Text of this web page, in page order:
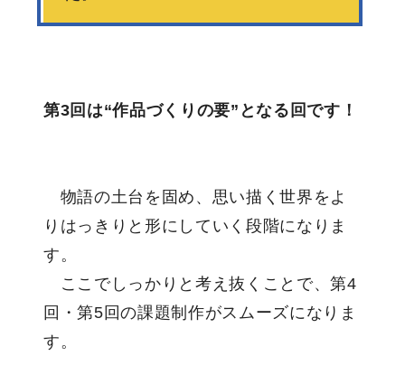
第3回は“作品づくりの要”となる回です！
物語の土台を固め、思い描く世界をよ
りはっきりと形にしていく段階になりま
す。
ここでしっかりと考え抜くことで、第4
回・第5回の課題制作がスムーズになりま
す。